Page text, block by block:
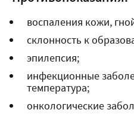
воспаления кожи,
склонность к
эпилепсия;
инфекционные
температура;
онкологические